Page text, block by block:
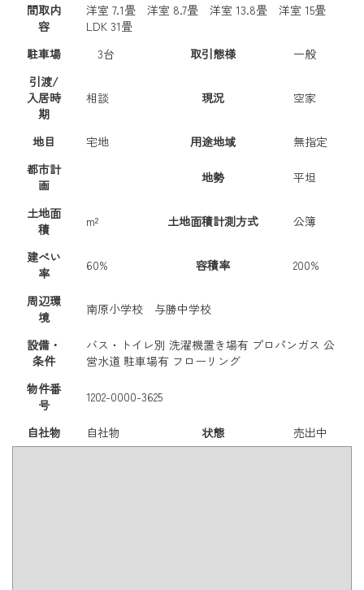
間取内
容
洋室 7.1畳 洋室 8.7畳 洋室 13.8畳
洋室 15畳
LDK 31畳
駐車場
3台 取引態様
一般
引渡/
入居時
期
相談 現況 空家
地目 宅地 用途地域
無指定
都市計
画
地勢 平坦
土地面
積
m² 土地面積計測方式 公簿
建ぺい
率
60% 容積率 200%
周辺環
境
南原小学校 与勝中学校
設備・
条件
バス・トイレ別 洗濯機置き場有 プロパンガス 公
営水道 駐車場有 フローリング
物件番
号
1202-0000-3625
自社物 自社物 状態 売出中